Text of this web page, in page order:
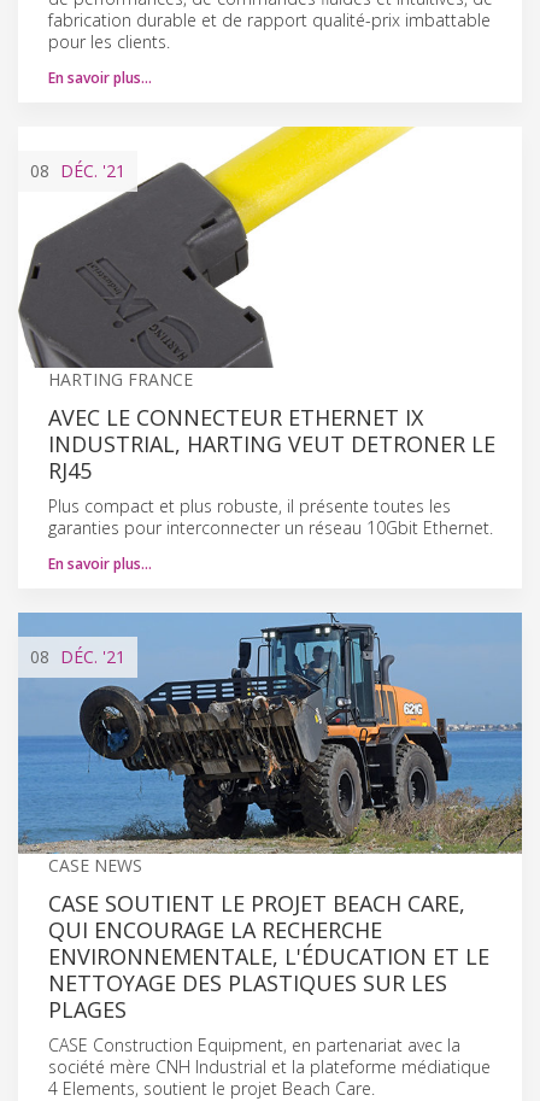
fabrication durable et de rapport qualité-prix imbattable
pour les clients.
En savoir plus…
08 DÉC. '21
HARTING FRANCE
AVEC LE CONNECTEUR ETHERNET IX
INDUSTRIAL, HARTING VEUT DETRONER LE
RJ45
Plus compact et plus robuste, il présente toutes les
garanties pour interconnecter un réseau 10Gbit Ethernet.
En savoir plus…
08 DÉC. '21
CASE NEWS
CASE SOUTIENT LE PROJET BEACH CARE,
QUI ENCOURAGE LA RECHERCHE
ENVIRONNEMENTALE, L'ÉDUCATION ET LE
NETTOYAGE DES PLASTIQUES SUR LES
PLAGES
CASE Construction Equipment, en partenariat avec la
société mère CNH Industrial et la plateforme médiatique
4 Elements, soutient le projet Beach Care.